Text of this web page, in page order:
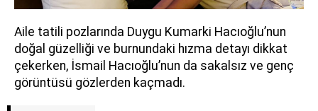
Aile tatili pozlarında Duygu Kumarki Hacıoğlu’nun
doğal güzelliği ve burnundaki hızma detayı dikkat
çekerken, İsmail Hacıoğlu’nun da sakalsız ve genç
görüntüsü gözlerden kaçmadı.